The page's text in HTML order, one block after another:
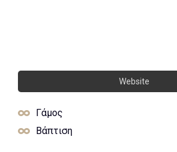
Website
Γάμος
Βάπτιση